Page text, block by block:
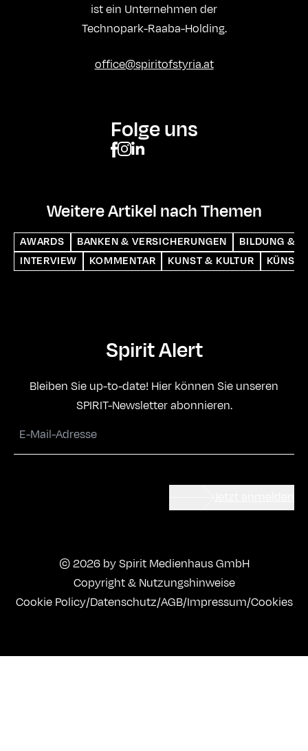
ist ein Unternehmen der
Technopark-Raaba-Holding.
office@spiritofstyria.at
Folge uns
Weitere Artikel nach Themen
AWARDS BANKEN & VERSICHERUNGEN
BILDUNG &
INTERVIEW
KOMMENTAR KUNST & KULTUR
Spirit Alert
Bleiben Sie up-to-date! Hier können Sie unseren
SPIRIT-Newsletter abonnieren.
© 2026 by Spirit Medienhaus GmbH
Copyright & Nutzungshinweise
Cookie Policy/Datenschutz/AGB/Impressum/Cookies